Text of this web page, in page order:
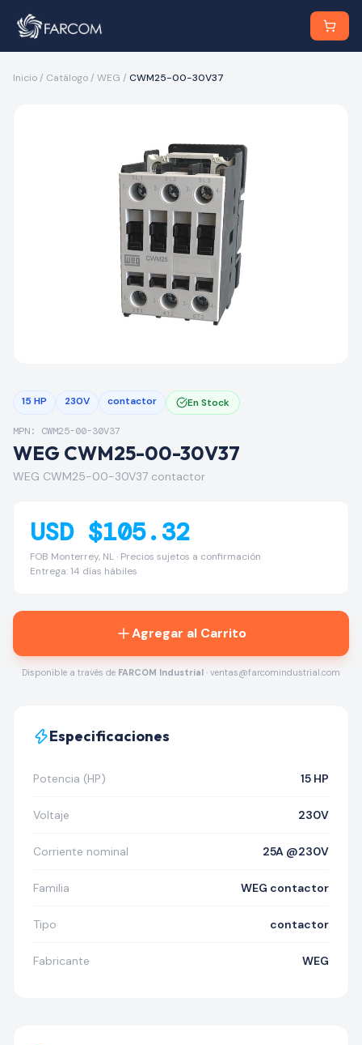
Inicio / Catálogo / WEG / CWM25-00-30V37
15 HP 230V contactor En Stock
MPN: CWM25-00-30V37
WEG CWM25-00-30V37
WEG CWM25-00-30V37 contactor
USD $105.32
FOB Monterrey, NL · Precios sujetos a confirmación
Entrega: 14 días hábiles
Agregar al Carrito
Disponible a través de FARCOM Industrial · ventas@farcomindustrial.com
Especificaciones
Potencia (HP) 15 HP
Voltaje 230V
Corriente nominal 25A @230V
Familia WEG contactor
Tipo contactor
Fabricante WEG